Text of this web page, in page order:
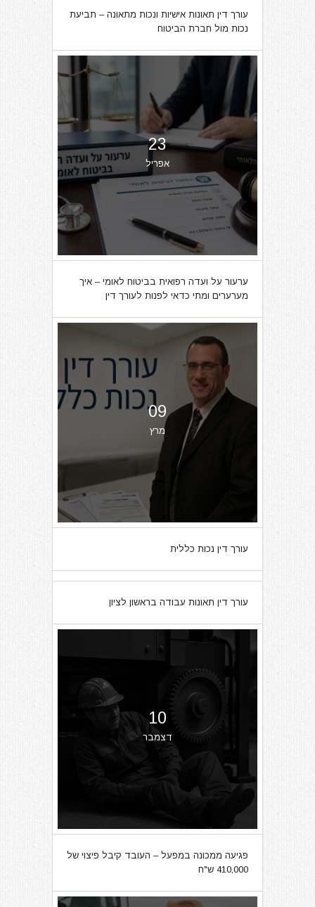
עורך דין תאונות אישיות ונכות מתאונה – תביעת
נכות מול חברת הביטוח
23
אפריל
ערעור על ועדה רפואית בביטוח לאומי – איך
מערערים ומתי כדאי לפנות לעורך דין
09
מרץ
עורך דין נכות כללית
07
מרץ
עורך דין תאונות עבודה בראשון לציון
10
דצמבר
פגיעה ממכונה במפעל – העובד קיבל פיצוי של
410,000 ש"ח